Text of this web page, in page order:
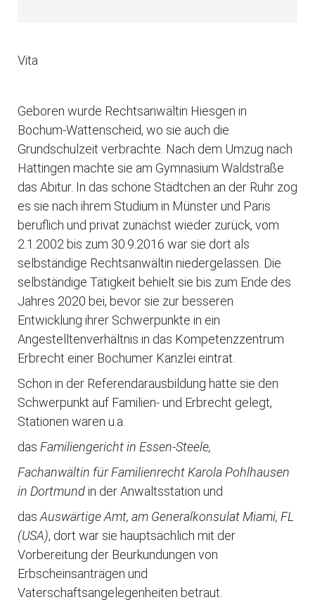
Vita
Geboren wurde Rechtsanwältin Hiesgen in
Bochum-Wattenscheid, wo sie auch die
Grundschulzeit verbrachte. Nach dem Umzug nach
Hattingen machte sie am Gymnasium Waldstraße
das Abitur. In das schöne Städtchen an der Ruhr zog
es sie nach ihrem Studium in Münster und Paris
beruflich und privat zunächst wieder zurück, vom
2.1.2002 bis zum 30.9.2016 war sie dort als
selbständige Rechtsanwältin niedergelassen. Die
selbständige Tätigkeit behielt sie bis zum Ende des
Jahres 2020 bei, bevor sie zur besseren
Entwicklung ihrer Schwerpunkte in ein
Angestelltenverhältnis in das Kompetenzzentrum
Erbrecht einer Bochumer Kanzlei eintrat.
Schon in der Referendarausbildung hatte sie den
Schwerpunkt auf Familien- und Erbrecht gelegt,
Stationen waren u.a.
das Familiengericht in Essen-Steele,
Fachanwältin für Familienrecht Karola Pohlhausen
in Dortmundin der Anwaltsstation und
das Auswärtige Amt, am Generalkonsulat Miami, FL
(USA), dort war sie hauptsächlich mit der
Vorbereitung der Beurkundungen von
Erbscheinsanträgen und
Vaterschaftsangelegenheiten betraut.